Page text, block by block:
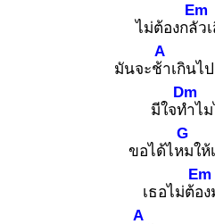
ไม่ต้องกลัว
Em
มันจะช้า
A
เกินไ
มีใจทำ
Dm
ไ
ขอได้ไหม
G
ให้
เธอไม่ต้อง
Em
A